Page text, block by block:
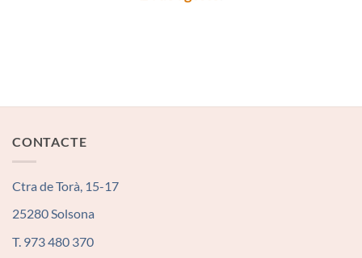
CONTACTE
Ctra de Torà, 15-17
25280 Solsona
T. 973 480 370